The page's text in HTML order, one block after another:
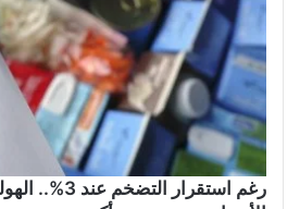
رغم استقرار